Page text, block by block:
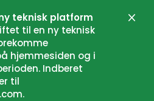
teknisk platform
til en ny teknisk
hjemmesiden og i
Indberet
til
Luk